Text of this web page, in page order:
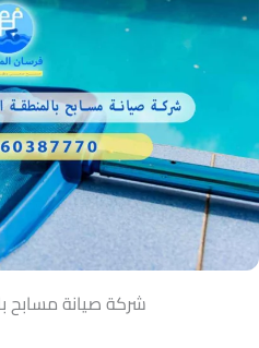
شركة صيانة مسابح